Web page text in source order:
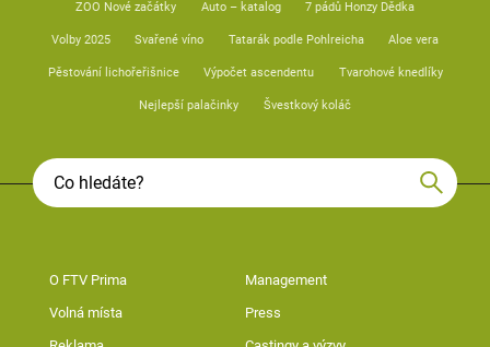
ZOO Nové začátky Auto – katalog 7 pádů Honzy Dědka
Volby 2025 Svařené víno Tatarák podle Pohlreicha Aloe vera
Pěstování lichořeřišnice Výpočet ascendentu Tvarohové knedlíky
Nejlepší palačinky Švestkový koláč
O FTV Prima Management
Volná místa Press